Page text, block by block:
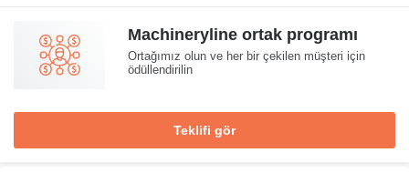
Machineryline ortak programı
Ortağımız olun ve her bir çekilen müşteri için
ödüllendirilin
Teklifi gör